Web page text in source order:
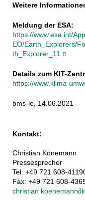
Weitere
Meldung der ESA:
https://www.esa.int/
EO/Earth_Explorers/
th_Explorer_11
Details zum KIT-
https://www.klima-
bms-le, 14.06.2021
Kontakt:
Christian Könemann
Pressesprecher
Tel: +49 721 608-
Fax: +49 721 608-
christian koenemann∂